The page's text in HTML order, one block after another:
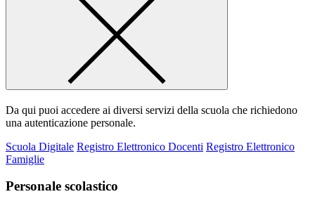
Da qui puoi accedere ai diversi servizi della scuola che richiedono
una autenticazione personale.
Scuola Digitale Registro Elettronico Docenti Registro Elettronico
Famiglie
Personale scolastico